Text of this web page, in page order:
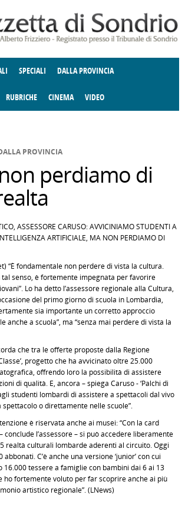
SPECIALI DALLA PROVINCIA
RUBRICHE
SPIRITO CCCVA
CINEMA VIDEO
PROVINCIA
perdiamo di
ASSESSORE CARUSO: AVVICINIAMO STUDENTI A
ARTIFICIALE, MA NON PERDIAMO DI
“È fondamentale non perdere di vista la cultura.
tal senso, è fortemente impegnata per favorire
Lo ha detto l’assessore regionale alla Cultura,
del primo giorno di scuola in Lombardia,
sia importante un corretto approccio
anche a scuola”, ma “senza mai perdere di vista la
che tra le offerte proposte dalla Regione
progetto che ha avvicinato oltre 25.000
offrendo loro la possibilità di assistere
di qualità. E, ancora – spiega Caruso - ‘Palchi di
studenti lombardi di assistere a spettacoli dal vivo
o direttamente nelle scuole”.
è riservata anche ai musei: “Con la card
conclude l’assessore – si può accedere liberamente
realtà culturali lombarde aderenti al circuito. Oggi
C’è anche una versione ‘junior’ con cui
tessere a famiglie con bambini dai 6 ai 13
ho fortemente voluto per far scoprire anche ai più
artistico regionale”. (LNews)